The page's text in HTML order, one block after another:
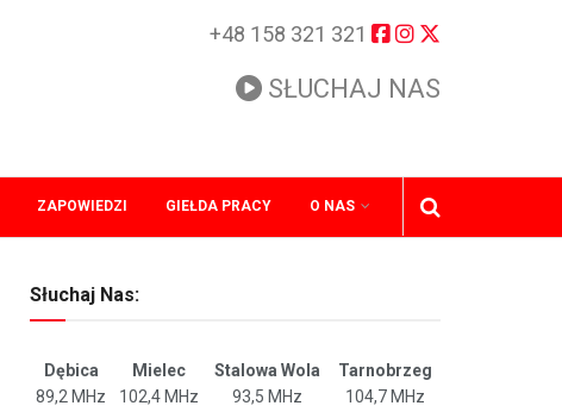
+48 158 321 321
SŁUCHAJ NAS
ZAPOWIEDZI GIEŁDA PRACY O NAS
Słuchaj Nas:
Dębica Mielec Stalowa Wola
Tarnobrzeg
89,2 MHz
102,4 MHz 93,5 MHz 104,7 MHz